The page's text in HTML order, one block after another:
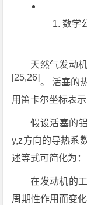
数学
天然气发动
[25,26]。 活塞的
用笛卡尔坐标表
假设活塞的
y,z方向的导热系
述等式可简化为：
在发动机的
周期性作用而变